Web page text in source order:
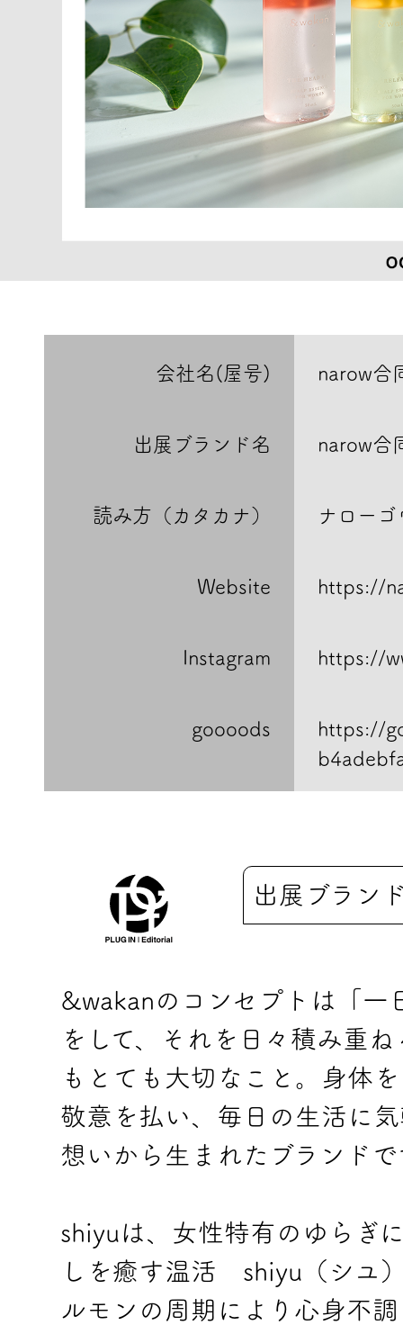
会社名(屋号) narow合
出展ブランド名 narow合
読み方（カタカナ） ナローゴ
Website https://
Instagram https://
goooods
https://
出展ブラン
&wakanのコンセプトは「一
をして、それを日々積み重
もとても大切なこと。身体
敬意を払い、毎日の生活に
想いから生まれたブランドで
shiyuは、女性特有のゆらぎ
しを癒す温活 shiyu（シユ
ルモンの周期により心身不